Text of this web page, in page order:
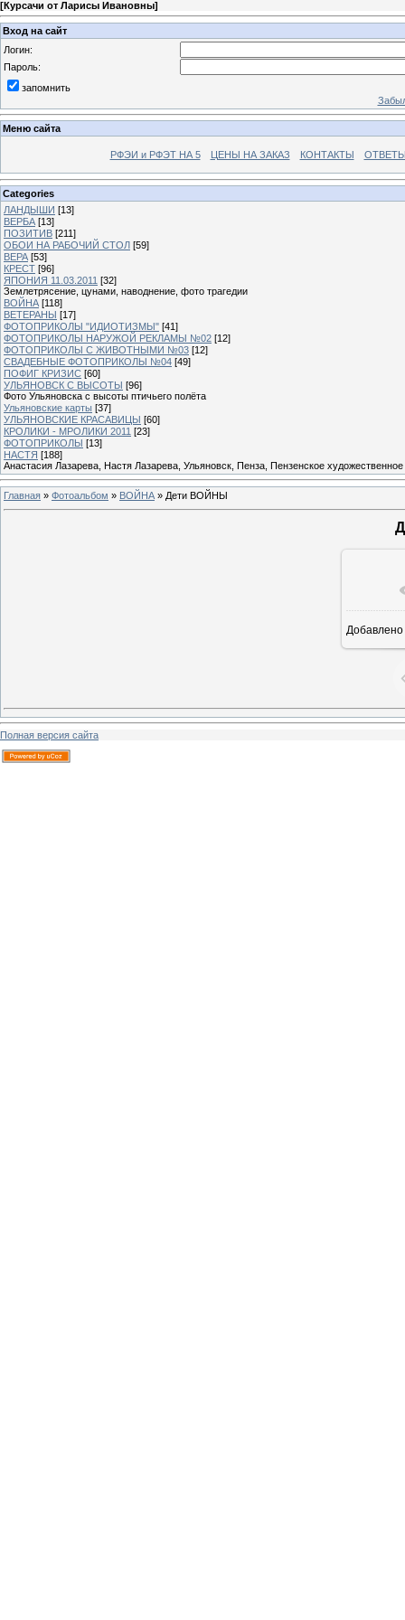
[Курсачи от Ларисы Ивановны]
Вход на сайт
Логин:
Пароль:
запомнить
Меню сайта
РФЭИ и РФЭТ НА 5 ЦЕНЫ НА ЗАКАЗ КОНТАКТЫ
Categories
ЛАНДЫШИ [13]
ВЕРБА [13]
ПОЗИТИВ [211]
ОБОИ НА РАБОЧИЙ СТОЛ [59]
ВЕРА [53]
КРЕСТ [96]
ЯПОНИЯ 11.03.2011 [32]
Землетрясение, цунами, наводнение, фото трагедии
ВОЙНА [118]
ВЕТЕРАНЫ [17]
ФОТОПРИКОЛЫ "ИДИОТИЗМЫ" [41]
ФОТОПРИКОЛЫ НАРУЖОЙ РЕКЛАМЫ №02 [12]
ФОТОПРИКОЛЫ С ЖИВОТНЫМИ №03 [12]
СВАДЕБНЫЕ ФОТОПРИКОЛЫ №04 [49]
ПОФИГ КРИЗИС [60]
УЛЬЯНОВСК С ВЫСОТЫ [96]
Фото Ульяновска с высоты птичьего полёта
Ульяновские карты [37]
УЛЬЯНОВСКИЕ КРАСАВИЦЫ [60]
КРОЛИКИ - МРОЛИКИ 2011 [23]
ФОТОПРИКОЛЫ [13]
НАСТЯ [188]
Анастасия Лазарева, Настя Лазарева, Ульяновск, Пенза, Пензенское
Главная » Фотоальбом » ВОЙНА » Дети ВОЙНЫ
В
Добавлено
Полная версия сайта